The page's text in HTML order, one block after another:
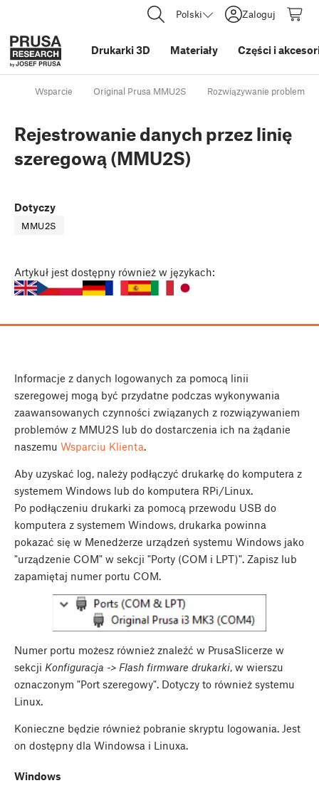
Polski Zaloguj
Drukarki 3D Materiały Części i
Wsparcie Original Prusa MMU2S Rozwiązywanie
Rejestrowanie danych przez linię
szeregową (MMU2S)
Dotyczy
MMU2S
Artykuł jest dostępny również w językach:
Informacje z danych logowanych za pomocą linii
szeregowej mogą być przydatne podczas wykonywania
zaawansowanych czynności związanych z rozwiązywaniem
problemów z MMU2S lub do dostarczenia ich na żądanie
naszemu Wsparciu Klienta.
Aby uzyskać log, należy podłączyć drukarkę do komputera z
systemem Windows lub do komputera RPi/Linux.
Po podłączeniu drukarki za pomocą przewodu USB do
komputera z systemem Windows, drukarka powinna
pokazać się w Menedżerze urządzeń systemu Windows jako
"urządzenie COM" w sekcji "Porty (COM i LPT)". Zapisz lub
zapamiętaj numer portu COM.
Numer portu możesz również znaleźć w PrusaSlicerze w
sekcji Konfiguracja -> Flash firmware drukarki, w wierszu
oznaczonym "Port szeregowy". Dotyczy to również systemu
Linux.
Konieczne będzie również pobranie skryptu logowania. Jest
on dostępny dla Windowsa i Linuxa.
Windows